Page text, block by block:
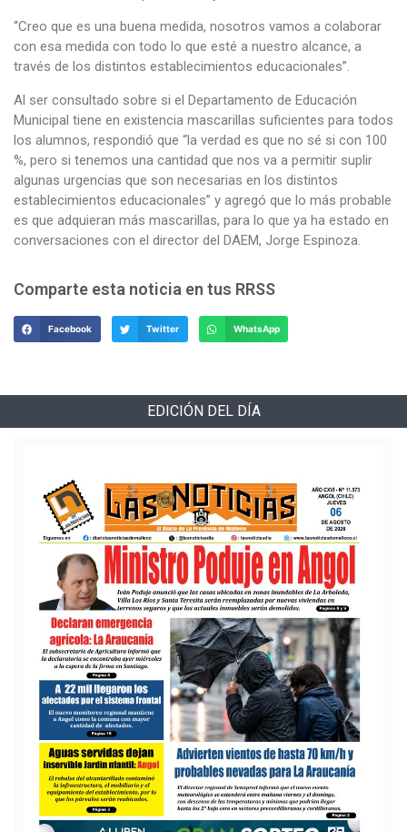
“Creo que es una buena medida, nosotros vamos a colaborar
con esa medida con todo lo que esté a nuestro alcance, a
través de los distintos establecimientos educacionales”.
Al ser consultado sobre si el Departamento de Educación
Municipal tiene en existencia mascarillas suficientes para todos
los alumnos, respondió que “la verdad es que no sé si con 100
%, pero si tenemos una cantidad que nos va a permitir suplir
algunas urgencias que son necesarias en los distintos
establecimientos educacionales” y agregó que lo más probable
es que adquieran más mascarillas, para lo que ya ha estado en
conversaciones con el director del DAEM, Jorge Espinoza.
Comparte esta noticia en tus RRSS
Facebook Twitter WhatsApp
EDICIÓN DEL DÍA